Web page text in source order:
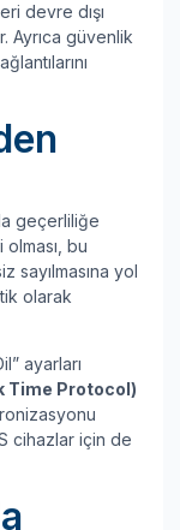
devre dışı
Ayrıca güvenlik
geçerliliğe
bu
sayılmasına yol
olarak
ayarları
Time Protocol)
cihazlar için de